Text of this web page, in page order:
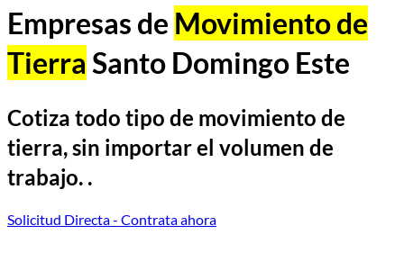
Empresas de Movimiento de
Tierra Santo Domingo Este
Cotiza todo tipo de movimiento de
tierra, sin importar el volumen de
trabajo. .
Solicitud Directa- Contrata ahora